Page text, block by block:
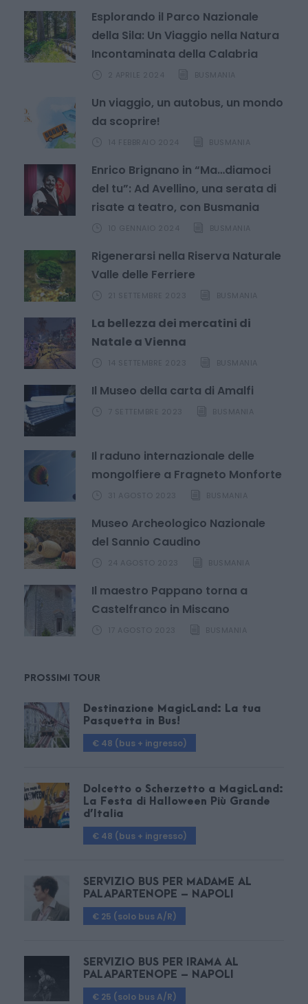
Esplorando il Parco Nazionale
della Sila: Un Viaggio nella Natura
Incontaminata della Calabria
2 APRILE 2024 BUSMANIA
Un viaggio, un autobus, un mondo
da scoprire!
14 FEBBRAIO 2024 BUSMANIA
Enrico Brignano in “Ma…diamoci
del tu”: Ad Avellino, una serata di
risate a teatro, con Busmania
10 GENNAIO 2024 BUSMANIA
Rigenerarsi nella Riserva Naturale
Valle delle Ferriere
21 SETTEMBRE 2023 BUSMANIA
La bellezza dei mercatini di
Natale a Vienna
14 SETTEMBRE 2023 BUSMANIA
Il Museo della carta di Amalfi
7 SETTEMBRE 2023 BUSMANIA
Il raduno internazionale delle
mongolfiere a Fragneto Monforte
31 AGOSTO 2023 BUSMANIA
Museo Archeologico Nazionale
del Sannio Caudino
24 AGOSTO 2023 BUSMANIA
Il maestro Pappano torna a
Castelfranco in Miscano
17 AGOSTO 2023 BUSMANIA
PROSSIMI TOUR
Destinazione MagicLand: La tua
Pasquetta in Bus!
€ 48 (bus + ingresso)
Dolcetto o Scherzetto a MagicLand:
La Festa di Halloween Più Grande
d’Italia
€ 48 (bus + ingresso)
SERVIZIO BUS PER MADAME AL
PALAPARTENOPE – NAPOLI
€ 25 (solo bus A/R)
SERVIZIO BUS PER IRAMA AL
PALAPARTENOPE – NAPOLI
€ 25 (solo bus A/R)